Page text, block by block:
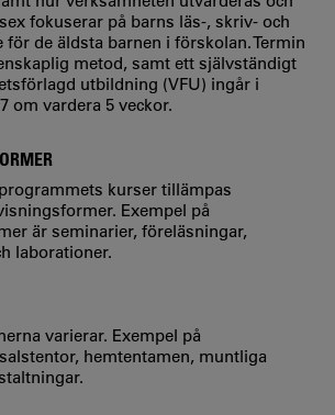
fokuserar på barns läs-, skriv- och
för de äldsta barnen i förskolan. Termin
metod, samt ett självständigt
utbildning (VFU) ingår i
om vardera 5 veckor.
kurser tillämpas
Exempel på
är seminarier, föreläsningar,
laborationer.
varierar. Exempel på
hemtentamen, muntliga